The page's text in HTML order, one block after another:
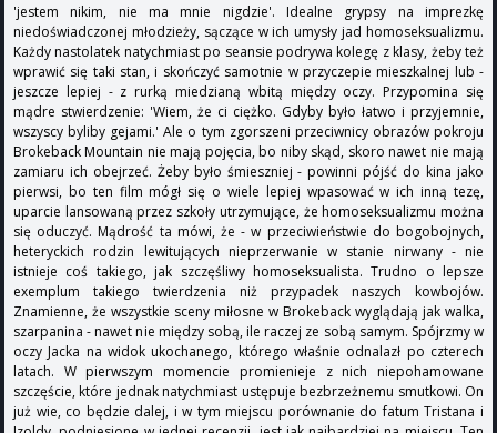
'jestem nikim, nie ma mnie nigdzie'. Idealne grypsy na imprezkę
niedoświadczonej młodzieży, sączące w ich umysły jad homoseksualizmu.
Każdy nastolatek natychmiast po seansie podrywa kolegę z klasy, żeby też
wprawić się taki stan, i skończyć samotnie w przyczepie mieszkalnej lub -
jeszcze lepiej - z rurką miedzianą wbitą między oczy. Przypomina się
mądre stwierdzenie: 'Wiem, że ci ciężko. Gdyby było łatwo i przyjemnie,
wszyscy byliby gejami.' Ale o tym zgorszeni przeciwnicy obrazów pokroju
Brokeback Mountain nie mają pojęcia, bo niby skąd, skoro nawet nie mają
zamiaru ich obejrzeć. Żeby było śmieszniej - powinni pójść do kina jako
pierwsi, bo ten film mógł się o wiele lepiej wpasować w ich inną tezę,
uparcie lansowaną przez szkoły utrzymujące, że homoseksualizmu można
się oduczyć. Mądrość ta mówi, że - w przeciwieństwie do bogobojnych,
heteryckich rodzin lewitujących nieprzerwanie w stanie nirwany - nie
istnieje coś takiego, jak szczęśliwy homoseksualista. Trudno o lepsze
exemplum takiego twierdzenia niż przypadek naszych kowbojów.
Znamienne, że wszystkie sceny miłosne w Brokeback wyglądają jak walka,
szarpanina - nawet nie między sobą, ile raczej ze sobą samym. Spójrzmy w
oczy Jacka na widok ukochanego, którego właśnie odnalazł po czterech
latach. W pierwszym momencie promienieje z nich niepohamowane
szczęście, które jednak natychmiast ustępuje bezbrzeżnemu smutkowi. On
już wie, co będzie dalej, i w tym miejscu porównanie do fatum Tristana i